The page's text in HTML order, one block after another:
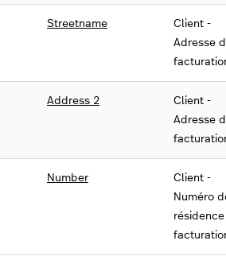
Streetname
Client -
Adresse
Address 2
Client -
Adresse
Number
Client -
Numéro